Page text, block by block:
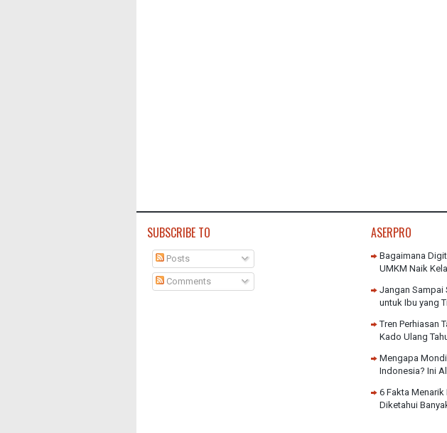
SUBSCRIBE TO
Posts
Comments
ASERPRO
Bagaimana
UMKM Naik
Jangan Sampai
untuk Ibu yang
Tren Perhiasan
Kado Ulang
Mengapa
Indonesia? Ini
6 Fakta Menarik
Diketahui